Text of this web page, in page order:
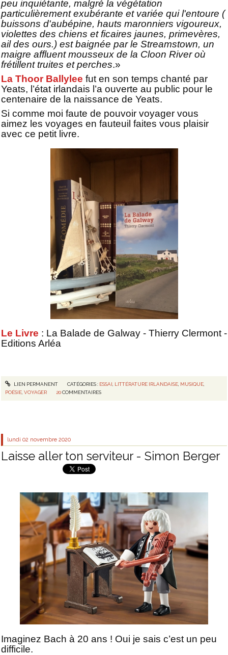
peu inquiétante, malgré la végétation
particulièrement exubérante et variée qui l'entoure (
buissons d'aubépine, hauts maronniers vigoureux,
violettes des chiens et ficaires jaunes, primevères,
ail des ours.) est baignée par le Streamstown, un
maigre affluent mousseux de la Cloon River où
frétillent truites et perches.»
La Thoor Ballylee fut en son temps chanté par
Yeats, l’état irlandais l’a ouverte au public pour le
centenaire de la naissance de Yeats.
Si comme moi faute de pouvoir voyager vous
aimez les voyages en fauteuil faites vous plaisir
avec ce petit livre.
Le Livre : La Balade de Galway - Thierry Clermont -
Editions Arléa
LIEN PERMANENT CATÉGORIES : ESSAI LITTÉRATURE IRLANDAISE, MUSIQUE,
POÉSIE ,VOYAGER 20 COMMENTAIRES
lundi 02 novembre 2020
Laisse aller ton serviteur - Simon Berger
Imaginez Bach à 20 ans ! Oui je sais c’est un peu
difficile.